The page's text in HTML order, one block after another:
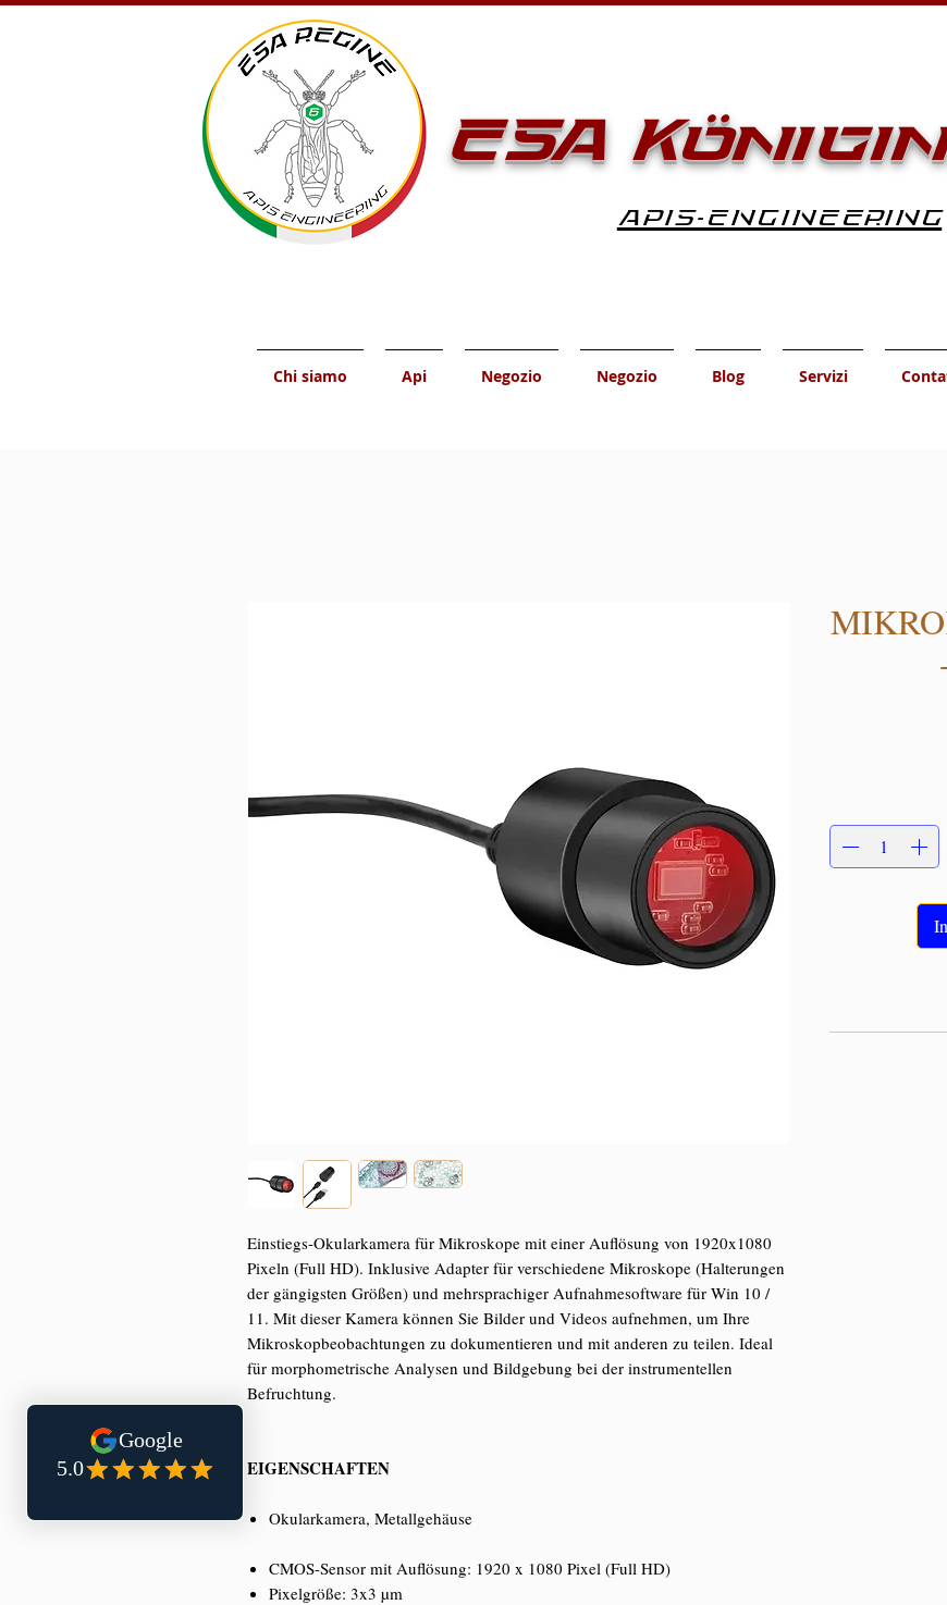
ESA
APIS-ENGINEERING
Chi siamo Api Negozio Negozio Blog Servizi
Einstiegs-Okularkamera für Mikroskope mit einer Auflösung von 1920x1080
Pixeln (Full HD). Inklusive Adapter für verschiedene Mikroskope (Halterungen
der gängigsten Größen) und mehrsprachiger Aufnahmesoftware für Win 10 /
11. Mit dieser Kamera können Sie Bilder und Videos aufnehmen, um Ihre
Mikroskopbeobachtungen zu dokumentieren und mit anderen zu teilen. Ideal
für morphometrische Analysen und Bildgebung bei der instrumentellen
Befruchtung.
EIGENSCHAFTEN
Okularkamera, Metallgehäuse
CMOS-Sensor mit Auflösung: 1920 x 1080 Pixel (Full HD)
Pixelgröße: 3x3 µm